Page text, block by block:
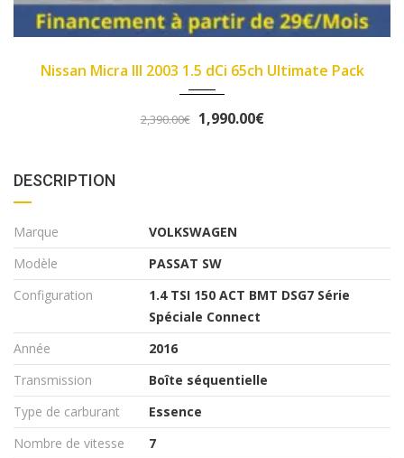
65ch Ultimate Pack Fiat Panda II 2007 1.1
DESCRIPTION
Marque
VOLKSWAGEN
Modèle
PASSAT SW
Configuration
1.4 TSI 150 ACT BMT DSG7 Série
Spéciale Connect
Année
2016
Transmission
Boîte séquentielle
Type de carburant
Essence
Nombre de vitesse
7